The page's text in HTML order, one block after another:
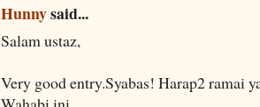
Hunnysaid...
Salam ustaz,
Very good entry.Syabas! Harap2 ramai